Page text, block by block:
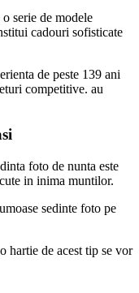
serie de modele
cadouri sofisticate
de peste 139 ani
competitive. au
foto de nunta este
in inima muntilor.
sedinte foto pe
hartie de acest tip se vor